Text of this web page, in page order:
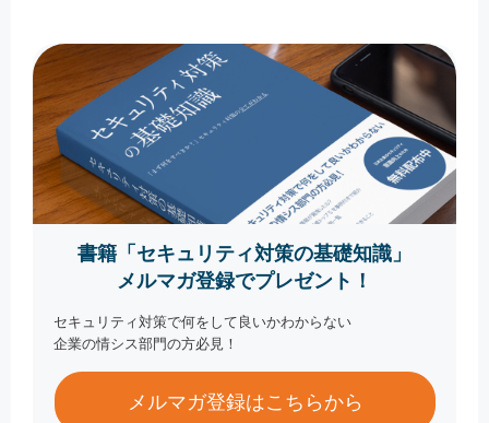
書籍「セキュリティ対策の基礎知識」
メルマガ登録でプレゼント！
セキュリティ対策で何をして良いかわからない
企業の情シス部門の方必見！
メルマガ登録はこちらから